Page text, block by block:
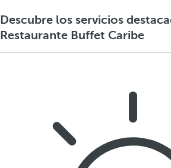
Descubre los servicios
Restaurante Buffet Caribe